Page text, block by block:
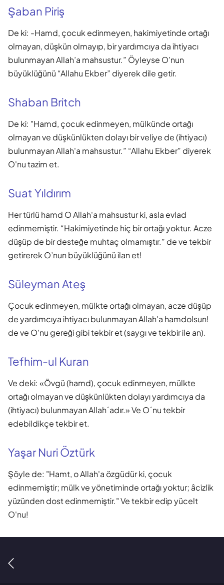
Şaban Piriş
De ki: -Hamd, çocuk edinmeyen, hakimiyetinde ortağı
olmayan, düşkün olmayıp, bir yardımcıya da ihtiyacı
bulunmayan Allah’a mahsustur.” Öyleyse O’nun
büyüklüğünü “Allahu Ekber” diyerek dile getir.
Shaban Britch
De ki: "Hamd, çocuk edinmeyen, mülkünde ortağı
olmayan ve düşkünlükten dolayı bir veliye de (ihtiyacı)
bulunmayan Allah'a mahsustur.” “Allahu Ekber” diyerek
O'nu tazim et.
Suat Yıldırım
Her türlü hamd O Allah'a mahsustur ki, asla evlad
edinmemiştir. “Hakimiyetinde hiç bir ortağı yoktur. Acze
düşüp de bir desteğe muhtaç olmamıştır.” de ve tekbir
getirerek O’nun büyüklüğünü ilan et!
Süleyman Ateş
Çocuk edinmeyen, mülkte ortağı olmayan, acze düşüp
de yardımcıya ihtiyacı bulunmayan Allah'a hamdolsun!
de ve O'nu gereği gibi tekbir et (saygı ve tekbir ile an).
Tefhim-ul Kuran
Ve deki: «Övgü (hamd), çocuk edinmeyen, mülkte
ortağı olmayan ve düşkünlükten dolayı yardımcıya da
(ihtiyacı) bulunmayan Allah´adır.» Ve O´nu tekbir
edebildikçe tekbir et.
Yaşar Nuri Öztürk
Şöyle de: "Hamt, o Allah'a özgüdür ki, çocuk
edinmemiştir; mülk ve yönetiminde ortağı yoktur; âcizlik
yüzünden dost edinmemiştir." Ve tekbir edip yücelt
O'nu!